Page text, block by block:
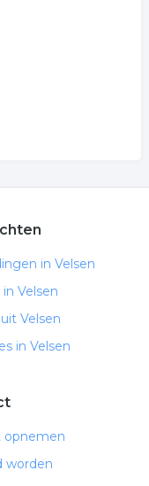
in Velsen
Velsen
Velsen
in Velsen
opnemen
worden